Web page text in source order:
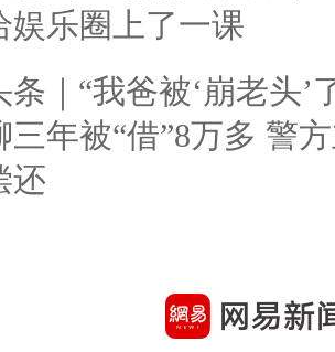
娱乐圈上了一课
条｜“我爸被‘崩老头’
三年被“借”8万多 警
还